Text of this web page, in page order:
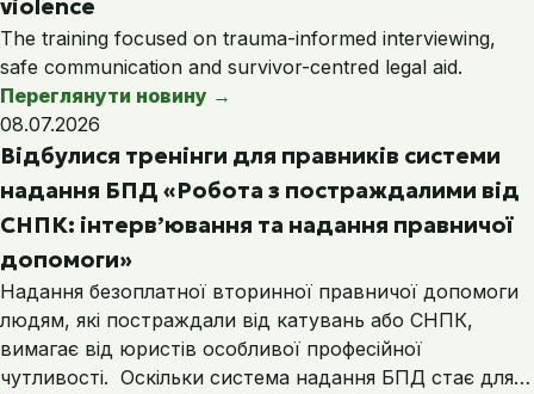
violence
The training focused on trauma-informed interviewing,
safe communication and survivor-centred legal aid.
Переглянути новину →
08.07.2026
Відбулися тренінги для правників системи
надання БПД «Робота з постраждалими від
СНПК: інтерв’ювання та надання правничої
допомоги»
Надання безоплатної вторинної правничої допомоги
людям, які постраждали від катувань або СНПК,
вимагає від юристів особливої професійної
чутливості. Оскільки система надання БПД стає для…